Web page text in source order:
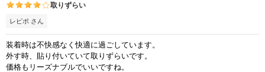
取りずらい
レピポ さん
装着時は不快感なく快適に過ごしています。
外す時、貼り付いていて取りずらいです。
価格もリーズナブルでいいですね。